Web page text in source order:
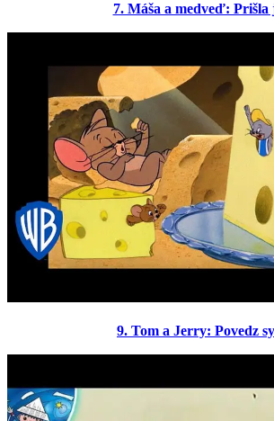
7. Máša a medveď: Prišla
9. Tom a Jerry: Povedz